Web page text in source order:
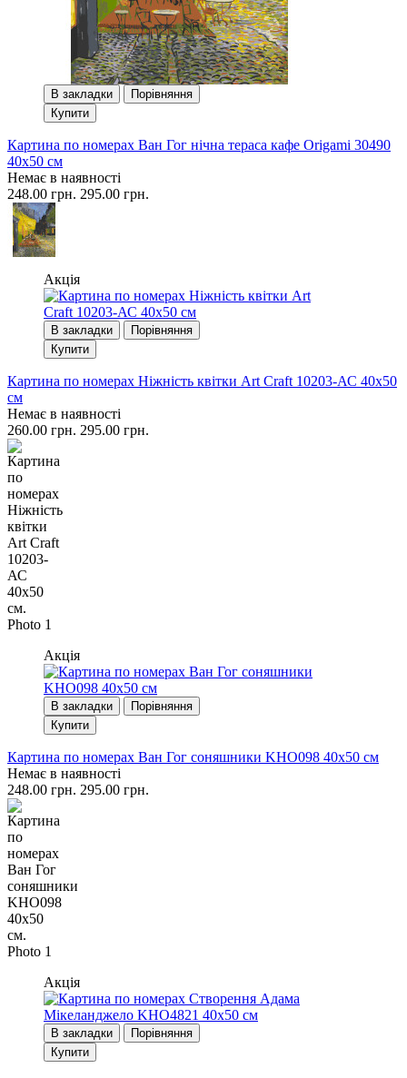
В закладки
Порівняння
Купити
Картина по номерах Ван Гог нічна тераса кафе Origami 30490
40x50 см
Немає в наявності
248.00 грн. 295.00 грн.
Акція
В закладки
Порівняння
Купити
Картина по номерах Ніжність квітки Art Craft 10203-АС 40x50
см
Немає в наявності
260.00 грн. 295.00 грн.
Акція
В закладки
Порівняння
Купити
Картина по номерах Ван Гог соняшники KHO098 40x50 см
Немає в наявності
248.00 грн. 295.00 грн.
Акція
В закладки
Порівняння
Купити